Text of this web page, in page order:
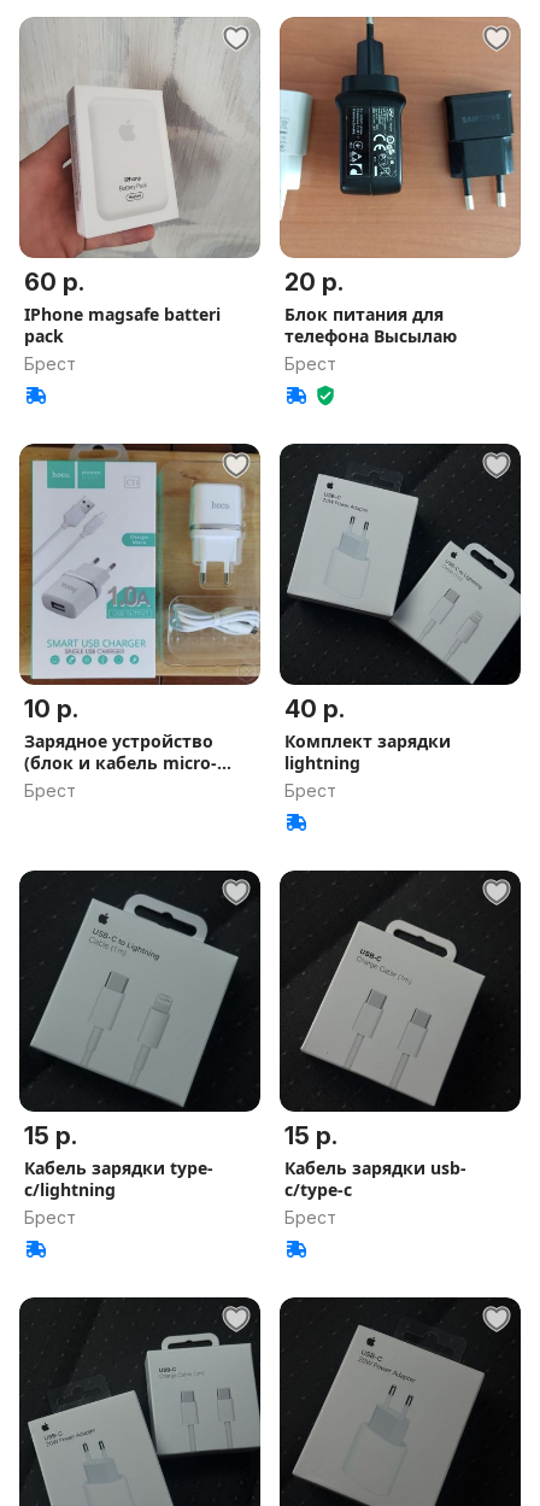
60 р.
IPhone magsafe batteri
pack
Брест
20 р.
Блок питания для
телефона Высылаю
Брест
10 р.
Зарядное устройство
(блок и кабель micro-
USB)
Брест
40 р.
Комплект зарядки
lightning
Брест
15 р.
Кабель зарядки type-
c/lightning
Брест
15 р.
Кабель зарядки usb-
c/type-c
Брест